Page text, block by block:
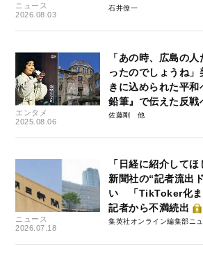
ニュース
2026.08.03
石井僚一
エンタメ
2025.08.06
「あの時、広島の
ったのでしょうね
きに込められた平
鉛筆』で伝えた反戦
佐藤剛
ニュース
2026.07.18
「日経に紹介して
新聞社の“記者流出
い 「TikToker化ま
記者から不満続出
集英社オンライン編集部ニ